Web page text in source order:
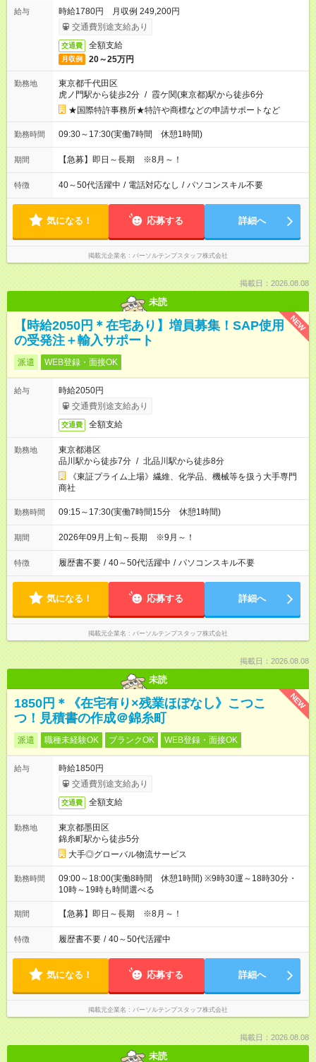
給与
時給1780円 月収例 249,200円
交通費別途支給あり
交通費 全額支給
月収例 20～25万円
勤務地
東京都千代田区
虎ノ門駅から徒歩2分 / 霞ケ関(東京都)駅から徒歩6分
★国際特許事務所★特許や商標などの申請サポートなど
勤務時間 09:30～17:30(実働7時間 休憩1時間)
期間 【急募】即日～長期 ※8月～！
特徴 40～50代活躍中 / 電話対応なし / パソコンスキル不要
気になる！ 応募する 詳細へ
掲載元企業名 パーソルテンプスタッフ株式会社
掲載日：2026.08.08
未読
NEW
【時給2050円＊在宅あり】増員募集！SAP使用
の受発注＋輸入サポート
派遣 WEB登録・面接OK
給与
時給2050円
交通費別途支給あり
交通費 全額支給
勤務地
東京都港区
品川駅から徒歩7分 / 北品川駅から徒歩8分
《東証プライム上場》繊維、化学品、機械等を扱う大手専門
商社
勤務時間 09:15～17:30(実働7時間15分 休憩1時間)
期間 2026年09月上旬～長期 ※9月～！
特徴 履歴書不要 / 40～50代活躍中 / パソコンスキル不要
気になる！ 応募する 詳細へ
掲載元企業名 パーソルテンプスタッフ株式会社
掲載日：2026.08.08
未読
NEW
1850円＊《在宅有り×残業ほぼなし》こつこ
つ！見積書の作成＠錦糸町
派遣 職種未経験OK ブランクOK WEB登録・面接OK
給与
時給1850円
交通費別途支給あり
交通費 全額支給
勤務地
東京都墨田区
錦糸町駅から徒歩5分
大手◎グローバル物流サービス
勤務時間
09:00～18:00(実働8時間 休憩1時間) ※9時30運～18時30分・
10時～19時も時間選べる
期間 【急募】即日～長期 ※8月～！
特徴 履歴書不要 / 40～50代活躍中
気になる！ 応募する 詳細へ
掲載元企業名 パーソルテンプスタッフ株式会社
掲載日：2026.08.08
未読